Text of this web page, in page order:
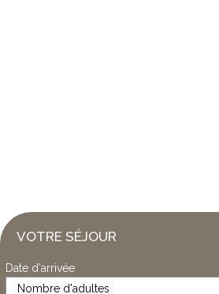
VOTRE SÉJOUR
Date d'arrivée